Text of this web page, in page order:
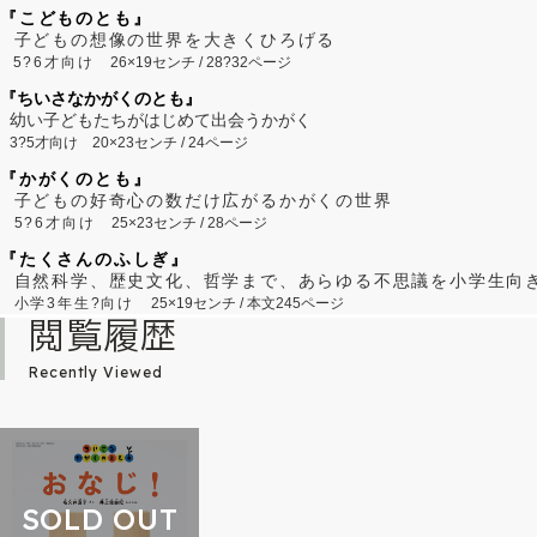
『こどものとも』
子どもの想像の世界を大きくひろげる
5?6才向け26×19センチ / 28?32ページ
『ちいさなかがくのとも』
幼い子どもたちがはじめて出会うかがく
3?5才向け 20×23センチ / 24ページ
『かがくのとも』
子どもの好奇心の数だけ広がるかがくの世界
5?6才向け25×23センチ / 28ページ
『たくさんのふしぎ』
自然科学、歴史文化、哲学まで、あらゆる不思議を小学生向
小学3年生?向け 25×19センチ / 本文245ページ
閲覧履歴
Recently Viewed
SOLD OUT